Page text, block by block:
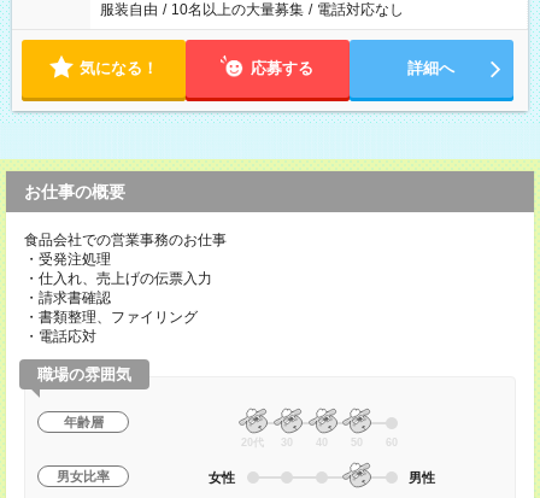
服装自由 / 10名以上の大量募集 / 電話対応なし
気になる！ 応募する 詳細へ
お仕事の概要
食品会社での営業事務のお仕事
・受発注処理
・仕入れ、売上げの伝票入力
・請求書確認
・書類整理、ファイリング
・電話応対
職場の雰囲気
年齢層
20代 30 40 50 60
男女比率 女性 男性